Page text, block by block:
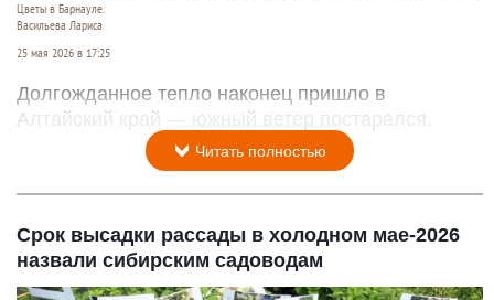
Цветы в Барнауле.
Васильева Лариса
25 мая 2026 в 17:25
Долгожданное тепло наконец пришло в
Алтайский край — южный ветер постарался.
Читать полностью
Срок высадки рассады в холодном мае-2026
назвали сибирским садоводам